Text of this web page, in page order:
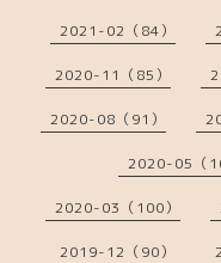
2021-02（84）
2020-11（85）
2020-08（91）
2020-05（
2020-03（100）
2019-12（90）